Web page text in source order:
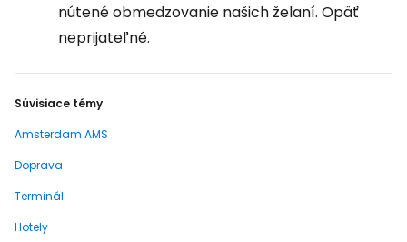
nútené obmedzovanie našich želaní. Opäť
neprijateľné.
Súvisiace témy
Amsterdam AMS
Doprava
Terminál
Hotely